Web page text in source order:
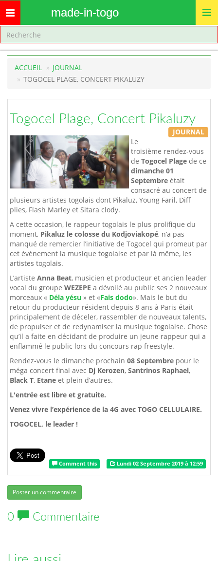
Toggle
navigation
made-in-togo
ACCUEIL
JOURNAL
TOGOCEL PLAGE, CONCERT PIKALUZY
Togocel Plage, Concert Pikaluzy
JOURNAL
Le
troisième rendez-vous
de Togocel Plagede ce
dimanche 01
Septembreétait
consacré au concert de
plusieurs artistes togolais dont Pikaluz, Young Faril, Diff
plies, Flash Marley et Sitara clody.
A cette occasion, le rappeur togolais le plus prolifique du
moment, Pikaluz le colosse du Kodjoviakopé, n’a pas
manqué de remercier l’initiative de Togocel qui promeut par
cet évènement la musique togolaise et par là même, les
artistes togolais.
L’artiste Anna Beat, musicien et producteur et ancien leader
vocal du groupe WEZEPE a dévoilé au public ses 2 nouveaux
morceaux « Déla yésu » et «Fais dodo». Mais le but du
retour du producteur résident depuis 8 ans à Paris était
principalement de déceler, rassembler de nouveaux talents,
de propulser et de redynamiser la musique togolaise. Chose
qu’il a faite en décidant de produire un jeune rappeur qui a
enflammé le public lors du concours rap freestyle.
Rendez-vous le dimanche prochain 08 Septembre pour le
méga concert final avec Dj Kerozen, Santrinos Raphael,
Black T, Etane et plein d’autres.
L'entrée est libre et gratuite.
Venez vivre l’expérience de la 4G avec TOGO CELLULAIRE.
TOGOCEL, le leader !
Comment this Lundi 02 Septembre 2019 à 12:59
Poster un commentaire
0 Commentaire